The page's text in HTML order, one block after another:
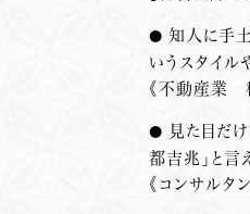
● 知人に手
いうスタイル
《不動産業
●
見た目だ
都吉兆」と言
《コンサル